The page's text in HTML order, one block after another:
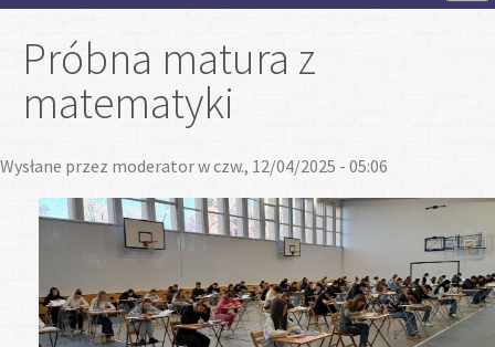
Aktualności
Szkoła
Strefa ucznia
Strefa rodzica
Próbna matura z
matematyki
Wysłane przez moderatorw czw., 12/04/2025 - 05:06